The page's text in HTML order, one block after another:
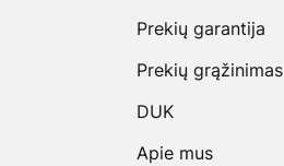
Prekių garantija
Prekių grąžinimas
DUK
Apie mus